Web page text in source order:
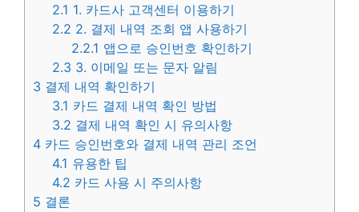
2.1 1. 카드사 고객센터 이용하기
2.2 2. 결제 내역 조회 앱 사용하기
2.2.1 앱으로 승인번호 확인하기
2.3 3. 이메일 또는 문자 알림
3 결제 내역 확인하기
3.1 카드 결제 내역 확인 방법
3.2 결제 내역 확인 시 유의사항
4 카드 승인번호와 결제 내역 관리 조언
4.1 유용한 팁
4.2 카드 사용 시 주의사항
5 결론